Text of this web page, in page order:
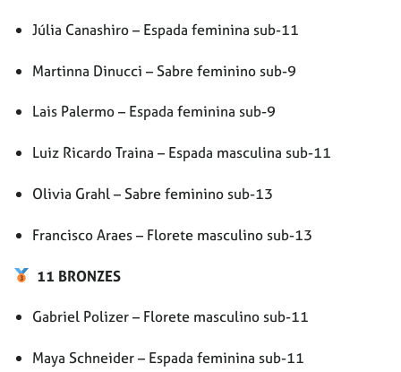
Júlia Canashiro – Espada feminina sub-11
Martinna Dinucci – Sabre feminino sub-9
Lais Palermo – Espada feminina sub-9
Luiz Ricardo Traina – Espada masculina sub-11
Olivia Grahl – Sabre feminino sub-13
Francisco Araes – Florete masculino sub-13
11 BRONZES
Gabriel Polizer – Florete masculino sub-11
Maya Schneider – Espada feminina sub-11